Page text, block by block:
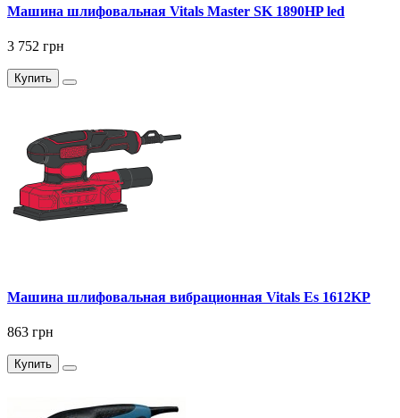
Машина шлифовальная Vitals Master SK 1890HP led
3 752 грн
Купить
Машина шлифовальная вибрационная Vitals Es 1612KP
863 грн
Купить